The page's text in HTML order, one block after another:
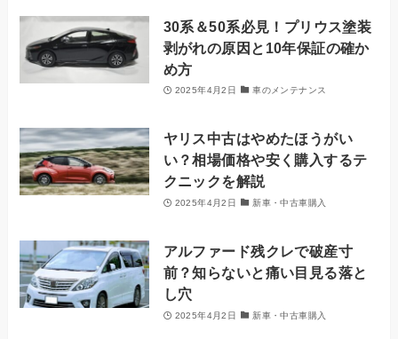
30系＆50系必見！プリウス塗装
剥がれの原因と10年保証の確か
め方
2025年4月2日 車のメンテナンス
ヤリス中古はやめたほうがい
い？相場価格や安く購入するテ
クニックを解説
2025年4月2日 新車・中古車購入
アルファード残クレで破産寸
前？知らないと痛い目見る落と
し穴
2025年4月2日 新車・中古車購入